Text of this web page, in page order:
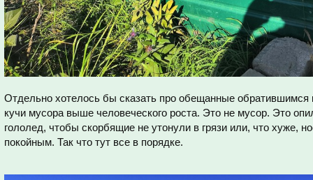
Отдельно хотелось бы сказать про обещанные обратившимся
кучи мусора выше человеческого роста. Это не мусор. Это
гололед, чтобы скорбящие не утонули в грязи или, что хуже,
покойным. Так что тут все в порядке.